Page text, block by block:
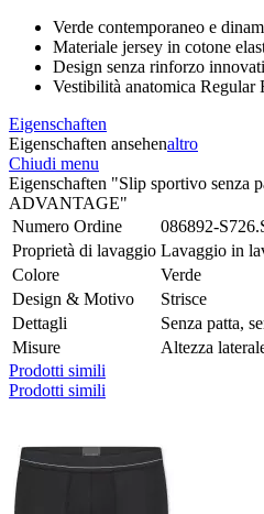
Verde contemporaneo e
Materiale jersey in cotone
Design senza rinforzo
Vestibilità anatomica Regular
Eigenschaften
Eigenschaften ansehenaltro
Chiudi menu
Eigenschaften "Slip sportivo senza
ADVANTAGE"
Numero Ordine
086892-
Proprietà di lavaggio Lavaggio in
Colore
Verde
Design & Motivo
Strisce
Dettagli
Senza patta,
Misure
Altezza
Prodotti simili
Prodotti simili